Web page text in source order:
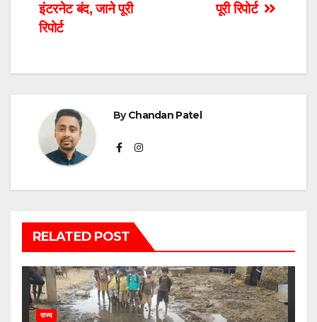
पूरी रिपोर्ट
इंटरनेट बंद, जाने पूरी
रिपोर्ट
ByChandan Patel
RELATED POST
राज्य